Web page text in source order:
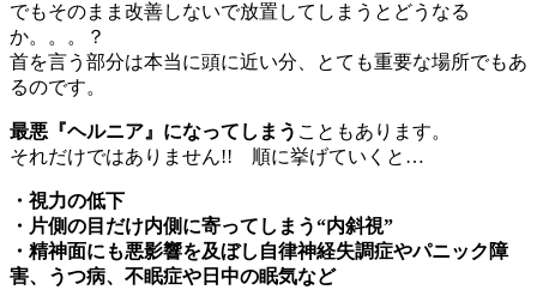
でもそのまま改善しないで放置してしまうとどうなる
か。。。？
首を言う部分は本当に頭に近い分、とても重要な場所でもあ
るのです。
最悪『ヘルニア』になってしまう こともあります。
それだけではありません!! 順に挙げていくと…
・視力の低下
・片側の目だけ内側に寄ってしまう“内斜視”
・精神面にも悪影響を及ぼし自律神経失調症やパニック障
害、うつ病、不眠症や日中の眠気など